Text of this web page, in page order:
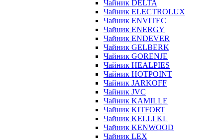
Чайник DELTA
Чайник ELECTROLUX
Чайник ENVITEC
Чайник ENERGY
Чайник ENDEVER
Чайник GELBERK
Чайник GORENJE
Чайник HEALPIES
Чайник HOTPOINT
Чайник JARKOFF
Чайник JVC
Чайник KAMILLE
Чайник KITFORT
Чайник KELLI KL
Чайник KENWOOD
Чайник LEX